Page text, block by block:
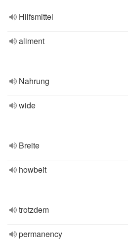
Hilfsmittel
aliment
Nahrung
wide
Breite
howbeit
trotzdem
permanency